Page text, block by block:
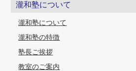
瀧和塾について
瀧和塾について
瀧和塾の特徴
塾長ご挨拶
教室のご案内